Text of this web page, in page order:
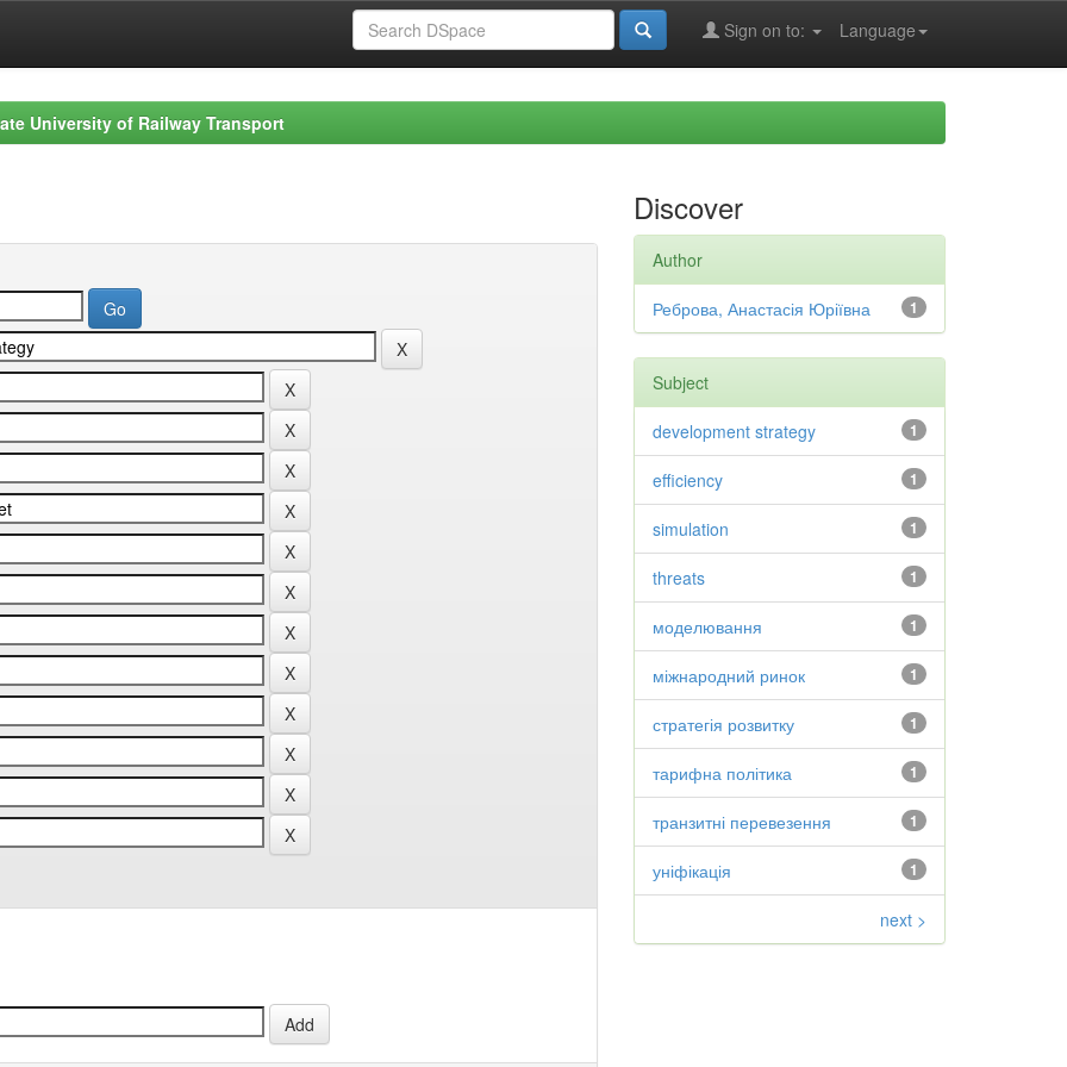
Language
Sign on to:
University of Railway Transport
Discover
Author
1
Реброва, Анастасія Юріївна
Subject
1
development strategy
1
efficiency
1
simulation
1
threats
1
моделювання
1
міжнародний ринок
1
стратегія розвитку
1
тарифна політика
1
транзитні перевезення
1
уніфікація
next >